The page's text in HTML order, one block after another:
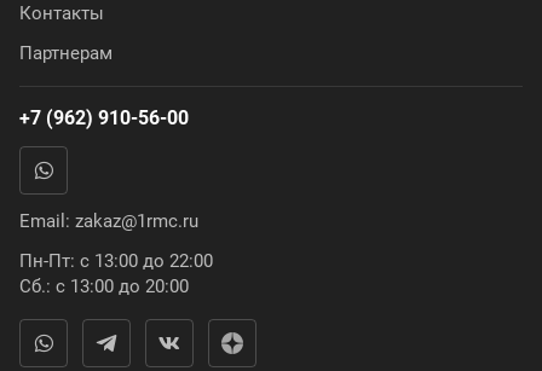
Контакты
Партнерам
+7 (962) 910-56-00
Email: zakaz@1rmc.ru
Пн-Пт: с 13:00 до 22:00
Сб.: с 13:00 до 20:00